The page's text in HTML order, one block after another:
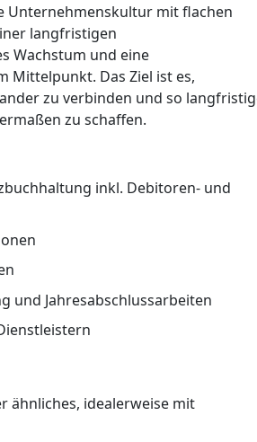
Unternehmenskultur mit flachen
langfristigen
Wachstum und eine
Mittelpunkt. Das Ziel ist es,
zu verbinden und so
zu schaffen.
inkl. Debitoren- und
und Jahresabschlussarbeiten
ähnliches, idealerweise mit